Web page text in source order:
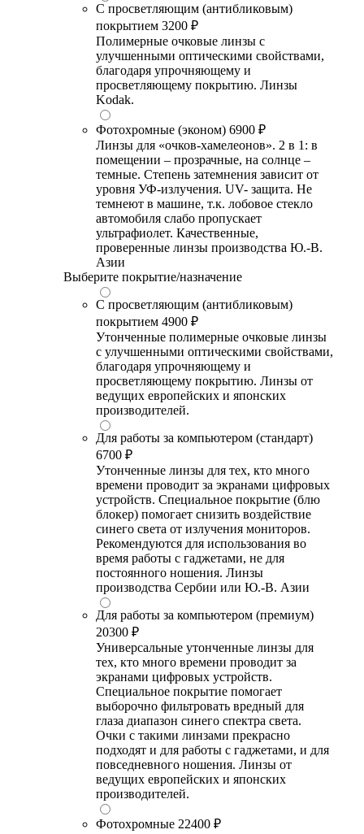
С просветляющим (антибликовым)
покрытием 3200 ₽
Полимерные очковые линзы с
улучшенными оптическими свойствами,
благодаря упрочняющему и
просветляющему покрытию. Линзы
Kodak.
Фотохромные (эконом) 6900 ₽
Линзы для «очков-хамелеонов». 2 в 1: в
помещении – прозрачные, на солнце –
темные. Степень затемнения зависит от
уровня УФ-излучения. UV- защита. Не
темнеют в машине, т.к. лобовое стекло
автомобиля слабо пропускает
ультрафиолет. Качественные,
проверенные линзы производства Ю.-В.
Азии
Выберите покрытие/назначение
С просветляющим (антибликовым)
покрытием 4900 ₽
Утонченные полимерные очковые линзы
с улучшенными оптическими свойствами,
благодаря упрочняющему и
просветляющему покрытию. Линзы от
ведущих европейских и японских
производителей.
Для работы за компьютером (стандарт)
6700 ₽
Утонченные линзы для тех, кто много
времени проводит за экранами цифровых
устройств. Специальное покрытие (блю
блокер) помогает снизить воздействие
синего света от излучения мониторов.
Рекомендуются для использования во
время работы с гаджетами, не для
постоянного ношения. Линзы
производства Сербии или Ю.-В. Азии
Для работы за компьютером (премиум)
20300 ₽
Универсальные утонченные линзы для
тех, кто много времени проводит за
экранами цифровых устройств.
Специальное покрытие помогает
выборочно фильтровать вредный для
глаза диапазон синего спектра света.
Очки с такими линзами прекрасно
подходят и для работы с гаджетами, и для
повседневного ношения. Линзы от
ведущих европейских и японских
производителей.
Фотохромные 22400 ₽